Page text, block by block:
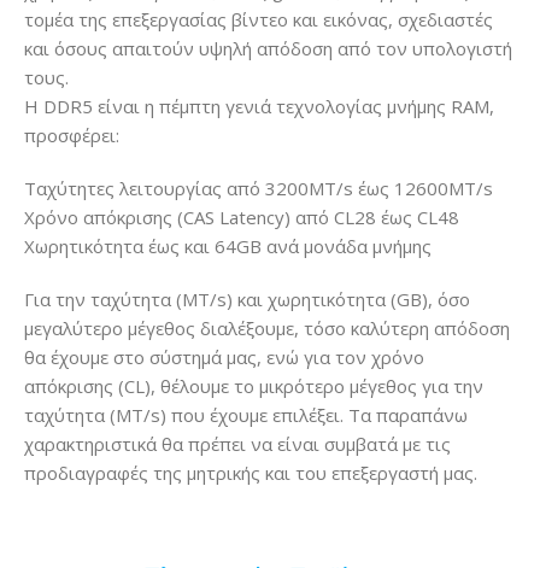
τομέα της επεξεργασίας βίντεο και εικόνας, σχεδιαστές
και όσους απαιτούν υψηλή απόδοση από τον υπολογιστή
τους.
Η DDR5 είναι η πέμπτη γενιά τεχνολογίας μνήμης RAM,
προσφέρει:
Ταχύτητες λειτουργίας από 3200MT/s έως 12600MT/s
Χρόνο απόκρισης (CAS Latency) από CL28 έως CL48
Χωρητικότητα έως και 64GB ανά μονάδα μνήμης
Για την ταχύτητα (MT/s) και χωρητικότητα (GB), όσο
μεγαλύτερο μέγεθος διαλέξουμε, τόσο καλύτερη απόδοση
θα έχουμε στο σύστημά μας, ενώ για τον χρόνο
απόκρισης (CL), θέλουμε το μικρότερο μέγεθος για την
ταχύτητα (MT/s) που έχουμε επιλέξει. Τα παραπάνω
χαρακτηριστικά θα πρέπει να είναι συμβατά με τις
προδιαγραφές της μητρικής και του επεξεργαστή μας.